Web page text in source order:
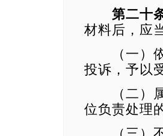
第二十
材料后，应
（一）依
投诉，予以
（二）属
位负责处理